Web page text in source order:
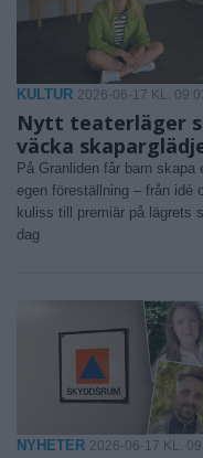
KULTUR 2026-06-17 KL.
Nytt teaterläger
väcka
På Granliden får barn skapa
egen föreställning – från idé
kuliss till premiär på lägrets
dag
NYHETER 2026-06-17 KL.